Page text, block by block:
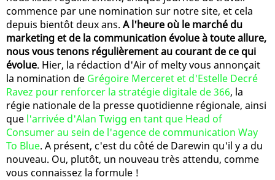
commence par une nomination sur notre site, et cela
depuis bientôt deux ans. A l'heure où le marché du
marketing et de la communication évolue à toute allure,
nous vous tenons régulièrement au courant de ce qui
évolue. Hier, la rédaction d'Air of melty vous annonçait
la nomination de Grégoire Merceret et d'Estelle Decré
Ravez pour renforcer la stratégie digitale de 366, la
régie nationale de la presse quotidienne régionale, ainsi
que l'arrivée d'Alan Twigg en tant que Head of
Consumer au sein de l'agence de communication Way
To Blue. A présent, c'est du côté de Darewin qu'il y a du
nouveau. Ou, plutôt, un nouveau très attendu, comme
vous connaissez la formule !